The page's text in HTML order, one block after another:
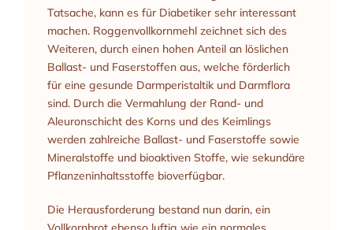
Tatsache, kann es für Diabetiker sehr interessant
machen. Roggenvollkornmehl zeichnet sich des
Weiteren, durch einen hohen Anteil an löslichen
Ballast- und Faserstoffen aus, welche förderlich
für eine gesunde Darmperistaltik und Darmflora
sind. Durch die Vermahlung der Rand- und
Aleuronschicht des Korns und des Keimlings
werden zahlreiche Ballast- und Faserstoffe sowie
Mineralstoffe und bioaktiven Stoffe, wie sekundäre
Pflanzeninhaltsstoffe bioverfügbar.
Die Herausforderung bestand nun darin, ein